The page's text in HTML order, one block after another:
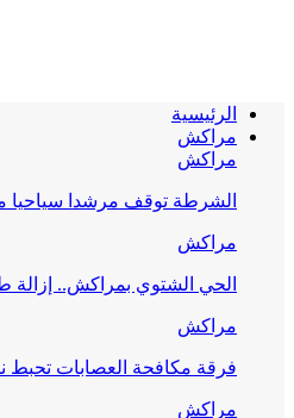
الرئيسية
مراكش
مراكش
الشرطة توقف مرشدا سياحيا
مراكش
الحي الشتوي بمراكش..
مراكش
فرقة مكافحة العصابات
مراكش